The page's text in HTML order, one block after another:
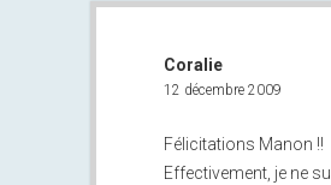
Coralie
12 décembre 2009
Félicitations Manon !!
Effectivement, je ne